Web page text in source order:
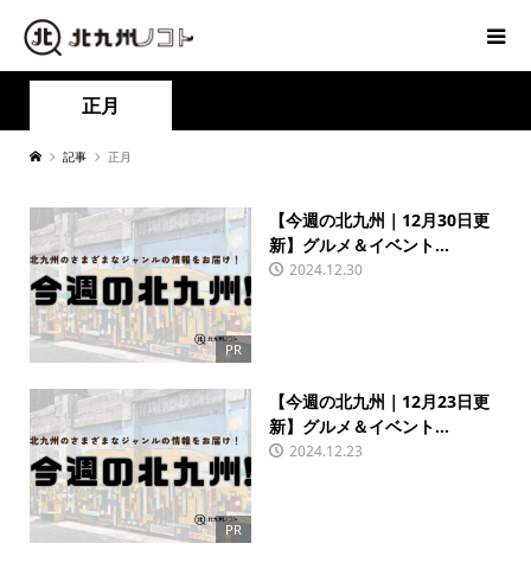
正月
記事 正月
PR
【今週の北九州｜12月30日更
新】グルメ＆イベント...
2024.12.30
PR
【今週の北九州｜12月23日更
新】グルメ＆イベント...
2024.12.23